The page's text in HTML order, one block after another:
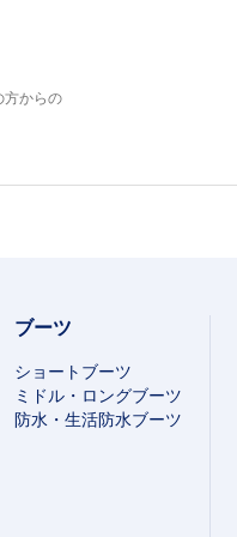
方からの
ブーツ
ショートブーツ
ミドル・ロングブーツ
防水・生活防水ブーツ